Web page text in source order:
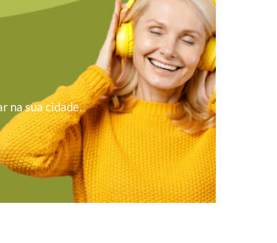
na sua cidade.